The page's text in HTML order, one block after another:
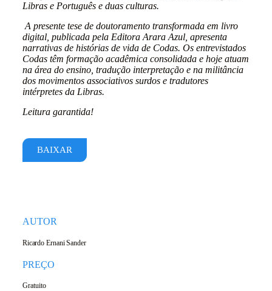
Libras e Português e duas culturas.
A presente tese de doutoramento transformada em livro
digital, publicada pela Editora Arara Azul, apresenta
narrativas de histórias de vida de Codas. Os entrevistados
Codas têm formação acadêmica consolidada e hoje atuam
na área do ensino, tradução interpretação e na militância
dos movimentos associativos surdos e tradutores
intérpretes da Libras.
Leitura garantida!
BAIXAR
AUTOR
Ricardo Ernani Sander
PREÇO
Gratuito